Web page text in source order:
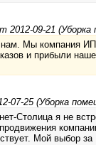
2012-09-21 (Уборка
нам. Мы компания
и прибыли
07-25 (Уборка
Столица я не
Мой выбор за